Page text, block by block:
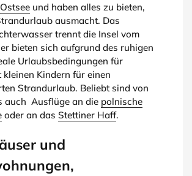
Ostsee und haben alles zu bieten,
ausmacht. Das
trennt die Insel vom
bieten sich aufgrund des ruhigen
Urlaubsbedingungen für
kleinen Kindern für einen
Strandurlaub. Beliebt sind von
auch Ausflüge an die polnische
oder an das Stettiner Haff.
und